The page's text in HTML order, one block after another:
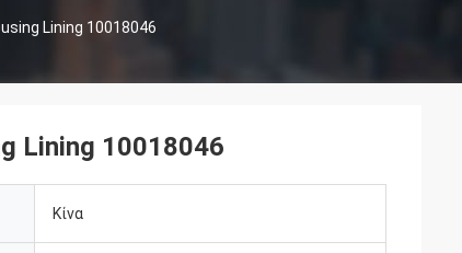
Lining 10018046
Lining 10018046
Κίνα